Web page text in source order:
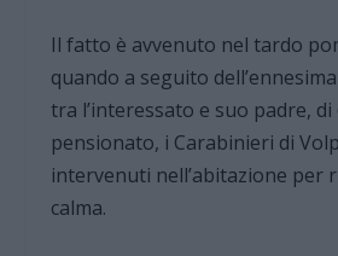
Il fatto è avvenuto nel tardo
quando a seguito
tra l’interessato e suo padre, di
pensionato, i Carabinieri di
intervenuti nell’abitazione per
calma.